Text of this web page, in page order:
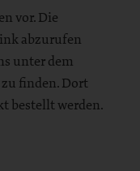
vor. Die
abzurufen
unter dem
finden. Dort
bestellt werden.